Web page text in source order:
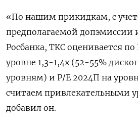
«По нашим прикидкам, с
предполагаемой допэмиссии
Росбанка, ТКС оценивается
уровне 1,3-1,4х (52-55%
уровням) и P/E 2024П на
считаем привлекательными
добавил он.